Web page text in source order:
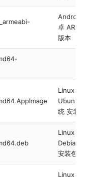
Android
卓
版本
Linux
Ubuntu
统 安装
Linux
Debian
安装包
Linux